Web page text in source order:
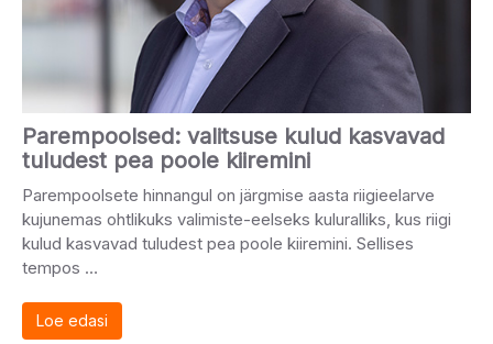
Parempoolsed: valitsuse kulud kasvavad
tuludest pea poole kiiremini
Parempoolsete hinnangul on järgmise aasta riigieelarve
kujunemas ohtlikuks valimiste-eelseks kuluralliks, kus riigi
kulud kasvavad tuludest pea poole kiiremini. Sellises
tempos …
Loe edasi